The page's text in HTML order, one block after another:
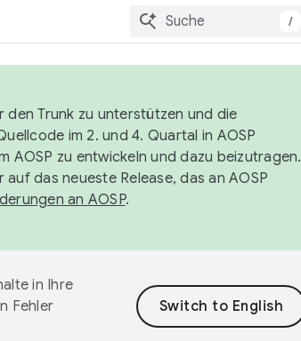
/
den Trunk zu unterstützen und die
im 2. und 4. Quartal in AOSP
AOSP zu entwickeln und dazu beizutragen.
auf das neueste Release, das an AOSP
an AOSP.
in Ihre
Fehler